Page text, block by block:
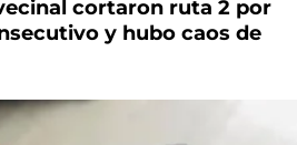
cortaron ruta 2 por
y hubo caos de